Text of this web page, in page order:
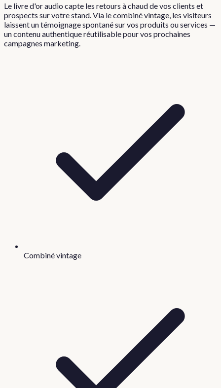
Le livre d'or audio capte les retours à chaud de vos clients et
prospects sur votre stand. Via le combiné vintage, les visiteurs
laissent un témoignage spontané sur vos produits ou services —
un contenu authentique réutilisable pour vos prochaines
campagnes marketing.
Combiné vintage